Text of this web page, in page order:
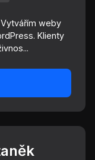
weby
Klienty